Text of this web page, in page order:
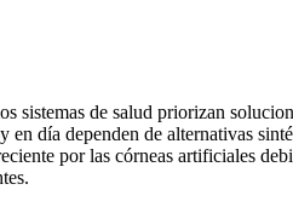
de salud priorizan
día dependen de alternativas
por las córneas artificiales